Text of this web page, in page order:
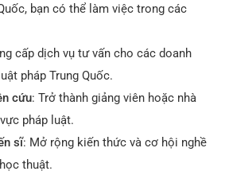
bạn có thể làm việc trong các
cấp dịch vụ tư vấn cho các doanh
pháp Trung Quốc.
cứu: Trở thành giảng viên hoặc nhà
pháp luật.
sĩ: Mở rộng kiến thức và cơ hội nghề
thuật.